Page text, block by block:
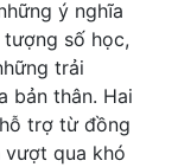
ý nghĩa
số học,
trải
bản thân. Hai
trợ từ đồng
vượt qua khó